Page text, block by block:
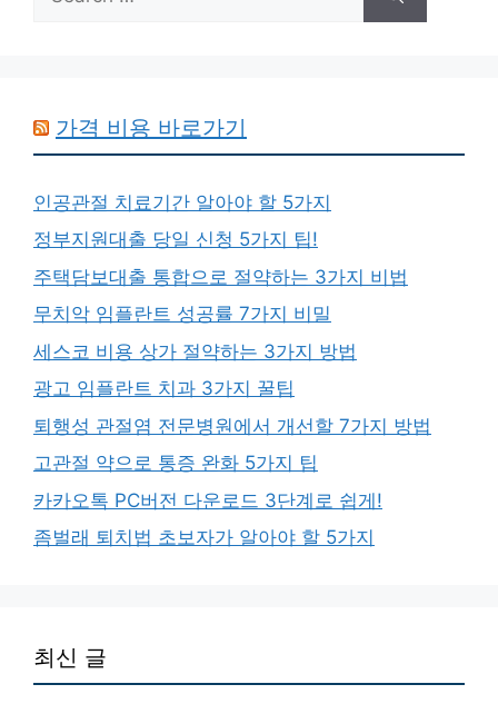
for:
가격 비용 바로가기
인공관절 치료기간 알아야 할 5가지
정부지원대출 당일 신청 5가지 팁!
주택담보대출 통합으로 절약하는 3가지 비법
무치악 임플란트 성공률 7가지 비밀
세스코 비용 상가 절약하는 3가지 방법
광고 임플란트 치과 3가지 꿀팁
퇴행성 관절염 전문병원에서 개선할 7가지 방법
고관절 약으로 통증 완화 5가지 팁
카카오톡 PC버전 다운로드 3단계로 쉽게!
좀벌래 퇴치법 초보자가 알아야 할 5가지
최신 글